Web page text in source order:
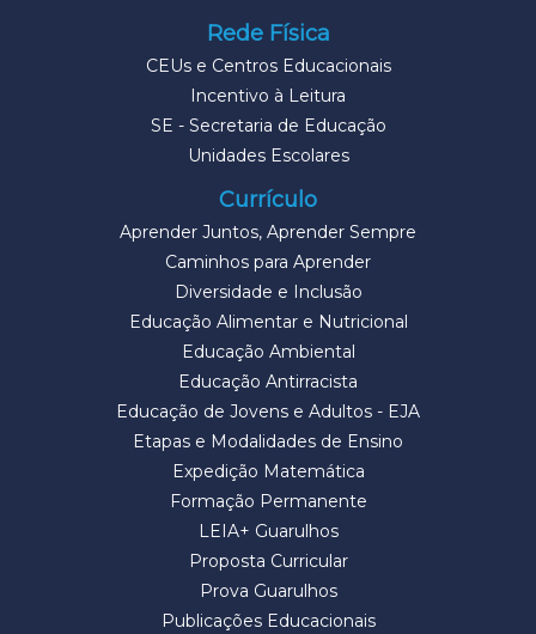
Rede Física
CEUs e Centros Educacionais
Incentivo à Leitura
SE - Secretaria de Educação
Unidades Escolares
Currículo
Aprender Juntos, Aprender Sempre
Caminhos para Aprender
Diversidade e Inclusão
Educação Alimentar e Nutricional
Educação Ambiental
Educação Antirracista
Educação de Jovens e Adultos - EJA
Etapas e Modalidades de Ensino
Expedição Matemática
Formação Permanente
LEIA+ Guarulhos
Proposta Curricular
Prova Guarulhos
Publicações Educacionais